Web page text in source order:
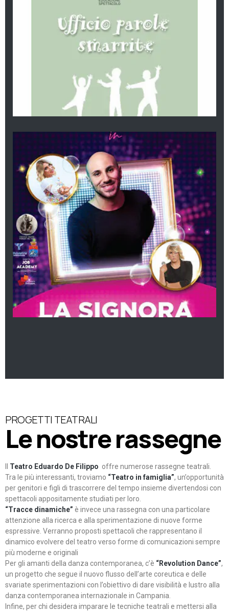
PROGETTI TEATRALI
Le nostre rassegne
Teatro Eduardo De Filippo offre numerose rassegne teatrali.
Tra le più interessanti, troviamo “Teatro in famiglia”, un’opportunità
per genitori e figli di trascorrere del tempo insieme divertendosi con
spettacoli appositamente studiati per loro.
“Tracce dinamiche” è invece una rassegna con una particolare
attenzione alla ricerca e alla sperimentazione di nuove forme
espressive. Verranno proposti spettacoli che rappresentano il
dinamico evolvere del teatro verso forme di comunicazioni sempre
più moderne e originali
Per gli amanti della danza contemporanea, c’è “Revolution Dance”,
un progetto che segue il nuovo flusso dell’arte coreutica e delle
svariate sperimentazioni con l’obiettivo di dare visibilità e lustro alla
danza contemporanea internazionale in Campania.
Infine, per chi desidera imparare le tecniche teatrali e mettersi alla